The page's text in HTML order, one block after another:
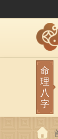
命
理
八
字